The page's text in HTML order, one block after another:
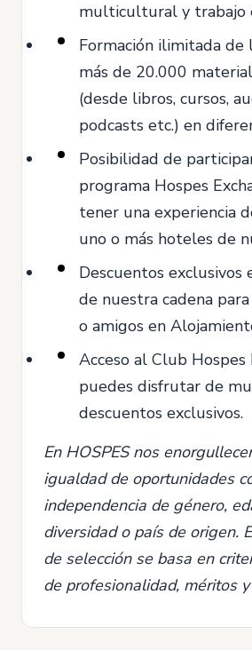
multicultural y trabajo
Formación ilimitada de
más de 20.000
(desde libros, cursos,
podcasts etc.) en
Posibilidad de
programa Hospes
tener una experiencia
uno o más hoteles de
Descuentos exclusivos
de nuestra cadena
o amigos en
Acceso al Club
puedes disfrutar de
descuentos exclusivos.
En HOSPES nos
igualdad de oportunidades
independencia de género,
diversidad o país de origen.
de selección se basa en
de profesionalidad, méritos